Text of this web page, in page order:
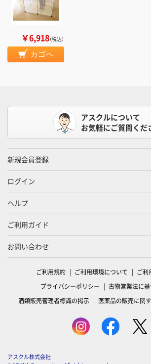
￥6,918（税込）
カゴへ
アスクルについて
お気軽にご質問くだ
新規会員登録
ログイン
ヘルプ
ご利用ガイド
お問い合わせ
ご利用規約 ご利用環境について
ご利
プライバシーポリシー
古物営業法に
酒類販売管理者標識の掲示
医薬品の販売に関
アスクル株式会社